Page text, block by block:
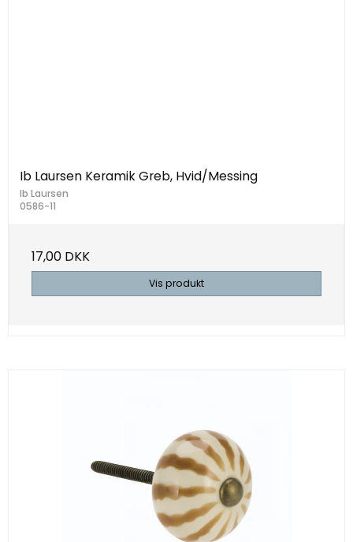
Ib Laursen Keramik Greb, Hvid/Messing
Ib Laursen
0586-11
17,00 DKK
Vis produkt